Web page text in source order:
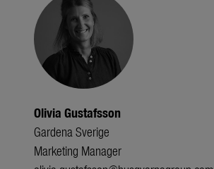
Olivia Gustafsson
Gardena Sverige
Marketing Manager